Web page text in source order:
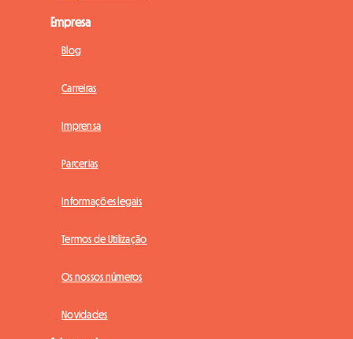
Empresa
Blog
Carreiras
Imprensa
Parcerias
Informações legais
Termos de Utilização
Os nossos números
Novidades